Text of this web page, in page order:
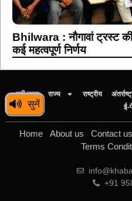
सुनें
Bhilwara : नौगावां ट्रस्ट
कई महत्वपूर्ण निर्णय
बड़ी खबर राज्य राष्ट्रीय
ई-
Home About us Contact us
Terms
+91